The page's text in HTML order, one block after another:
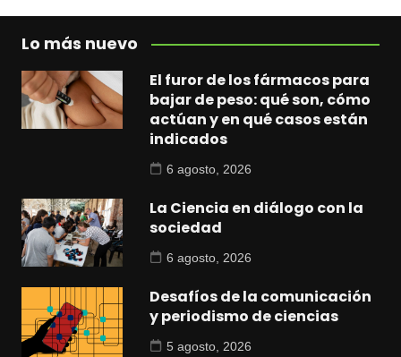
Lo más nuevo
El furor de los fármacos para
bajar de peso: qué son, cómo
actúan y en qué casos están
indicados
6 agosto, 2026
La Ciencia en diálogo con la
sociedad
6 agosto, 2026
Desafíos de la comunicación
y periodismo de ciencias
5 agosto, 2026